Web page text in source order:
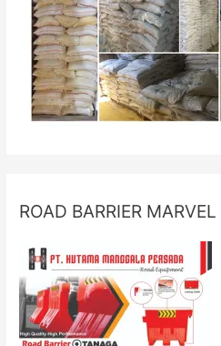
ROAD BARRIER MARVEL